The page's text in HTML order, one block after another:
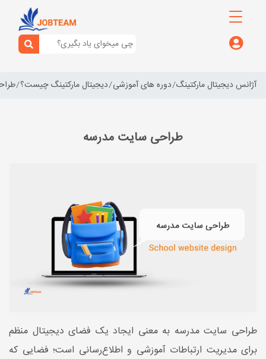
آژانس دیجیتال مارکتینگ دوره های آموزشی دیجیتال مارکتینگ چیست؟
طراحی سایت مدرسه
طراحی سایت مدرسه به معنی ایجاد یک فضای دیجیتال منظم
برای مدیریت ارتباطات آموزشی و اطلاع‌رسانی است؛ فضایی که